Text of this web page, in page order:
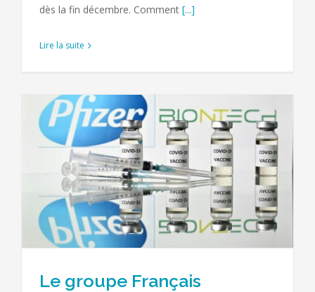
dès la fin décembre. Comment [...]
Lire la suite
Le groupe Français